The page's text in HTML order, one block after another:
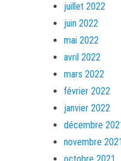
juillet 2022
juin 2022
mai 2022
avril 2022
mars 2022
février 2022
janvier 2022
décembre
novembre